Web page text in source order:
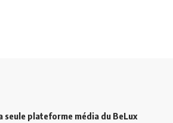
seule plateforme média du BeLux